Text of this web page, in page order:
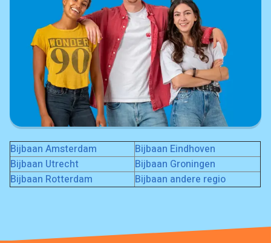
Bijbaan Amsterdam
Bijbaan Eindhoven
Bijbaan Utrecht
Bijbaan Groningen
Bijbaan Rotterdam
Bijbaan andere regio